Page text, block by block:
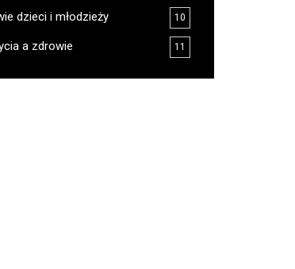
dzieci i młodzieży 10
a zdrowie 11